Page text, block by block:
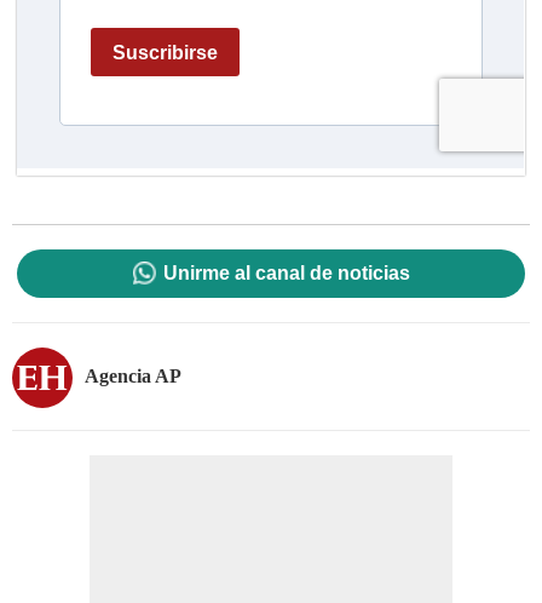
Unirme al canal de noticias
Agencia AP